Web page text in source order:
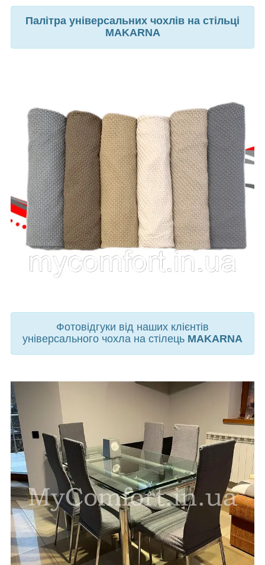
Палітра універсальних чохлів на стільці
MAKARNA
Фотовідгуки від наших клієнтів
універсального чохла на стілець MAKARNA